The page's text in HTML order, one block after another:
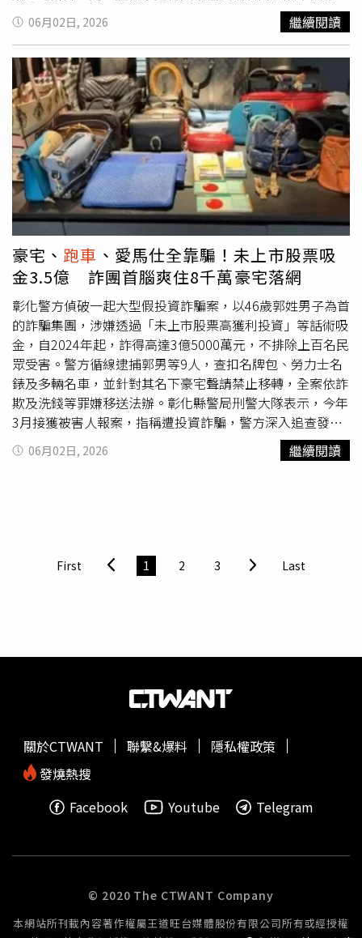
是透過球場活動認識的球友。而這場友誼球敘中，晨灰在場
上表現略顯生澀，不時擊球失準，讓好友Nash忙著撿球善
後，意外從球友變身「保母」。就連女方事後受訪時，也以
一句「勇氣可嘉」形容晨灰的表現，原來這是晨灰網球比賽
初體驗。
累積不少支持者。回顧張婷婷的演藝歷程，她當年因法拉利
事件爆紅後，曾是各大綜藝節目爭相邀約的常客，也推出過
單曲《迪迪不要停》，成為台灣網路世代極具代表性的話題
人物之一。外界也曾關注她繼承父親留下的可觀資產，但後
來因投資及副業經營不順，傳出幾乎賠光積蓄，甚至賣掉法
拉利維持生活。不過她始終沒有被現實擊倒，持續透過直播
與社群經營累積人氣。這次「仙女下凡」改造企劃，不僅讓
外界看見張婷婷截然不同的一面，也成功掀起社群熱議。許
多粉絲認為，無論外界如何評價，願意嘗試改變、勇敢展現
自信就是最美的模樣，也期待未來能看到她挑戰更多不同風
格，再次帶給大家驚喜。
撞死，讓二女兒哭得撕心裂肺。萬華分局員警張景義也無奈
表示，現今毒品價格太便宜且極易取得，成年人累犯眾多，
這種將依託咪酯加入煙油的「喪屍煙彈」更是防不勝防。新
興毒品的魔爪如今已深入校園，嚴重危害年輕學子。員警張
景義透露：「一瓶煙油僅需數百元，高中生非常容易買
到。」媒體人林裕豐更驚爆：「現在校園內正流行被稱為
「一口暈」的毒品，1毫升只賣1250元，甚至惡劣到在「開
學季」推出打六折的促銷手段，導致毒品深入國、高中生校
園。」林裕豐也提到，不僅校園淪陷，許多富二代也沉迷於
吸食毒品，但拿到的毒品往往被摻雜了不明的廉價毒物，極
易引發猝死，過去就曾發生富二代在租屋處與傳播小姐一同
吸食不明毒品而暴斃的悲劇。面對毒駕不斷拆散無辜家庭，
社會大眾對遲遲無法重判感到不解。律師陳立怡解釋，政府
雖然正設法提高罰則，但毒駕在法律上仍被歸類於「尚未提
升到殺人主觀犯意」，因此還無法以殺人罪送辦。現階段是
設立「不能安全駕駛罪」，酒駕或毒駕造成死亡結果，處3
年以上、10年以下有期徒刑；加重條款則規定，若10年內
再犯則可求處無期徒刑。民俗專家小煜老師則分享，曾有一
名以跑車 維生的男子，太太特地來求平安符，表示先生近期
頻頻發生擦撞希望幫忙化解，怎料過一陣子太太絕望痛哭回
來，說平安符根本沒用，因為先生已經撞死人，一查才發現
先生根本是長期毒駕。面對毒品對家庭帶來的打擊，專家也
從心理與法律層面給出解方。諮商心理師林萃芬指出，上癮
者的家人在心理上面臨巨大煎熬，當吸毒者感到痛苦空虛
『不會被通報、不會被警察帶走、亦不會被判刑』。」呼籲
成癮者與家屬勇敢跨出求助的第一步，切勿再讓毒品害人害
06月02日, 2026 繼續閱讀
豪宅、 跑車 、愛馬仕全靠騙！未上市股票吸
金3.5億 詐團首腦爽住8千萬豪宅落網
彰化警方偵破一起大型假投資詐騙案，以46歲郭姓男子為首
的詐騙集團，涉嫌透過「未上市股票高獲利投資」等話術吸
金，自2024年起，詐得高達3億5000萬元，不排除上百名民
眾受害。警方循線逮捕郭男等9人，查扣名牌包、勞力士名
錶及多輛名車，並針對其名下豪宅聲請禁止移轉，全案依詐
欺及洗錢等罪嫌移送法辦。彰化縣警局刑警大隊表示，今年
3月接獲被害人報案，指稱遭投資詐騙，警方深入追查發
現，郭姓男子與集團成員長期盤據雙北地區，假借未上市股
票投資名義，以保證獲利、高額報酬等話術吸引民眾投入資
時，查扣大批贓證物，包括29個名牌包、2支勞力士腕錶、
多本存摺，以及保時捷跑車
2輛、賓士轎車1輛。其中部分精
處分。警方初步清查，該集團不法所得高達3億5000萬元，
共犯，全案訊後依詐欺罪、洗錢防制法等罪嫌移送彰化地檢
署偵辦。警方也提醒，近年詐騙集團頻繁結合AI深偽
平台投放投資廣告，藉此吸引民眾加入投資群組或點擊不明
連結。若影片出現表情僵硬、嘴型與聲音不同步、動作不自
標榜「穩賺不賠」、「保證獲利」的投資機會務必審慎查
06月02日, 2026 繼續閱讀
First 1 2 3 Last
關於CTWANT 聯繫&爆料
隱私權政策
發燒熱搜
Facebook
Youtube Telegram
© 2020 The CTWANT Company
本網站所刊載內容著作權屬王道旺台媒體股份有限公司所有或經授權